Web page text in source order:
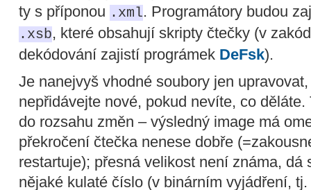
ty s příponou .xml. Programátory budou
.xsb, které obsahují skripty čtečky (v
dekódování zajistí prográmek DeFsk).
Je nanejvyš vhodné soubory jen
nepřidávejte nové, pokud nevíte, co
do rozsahu změn – výsledný image má
překročení čtečka nenese dobře
restartuje); přesná velikost není známa, dá
nějaké kulaté číslo (v binárním vyjádření,